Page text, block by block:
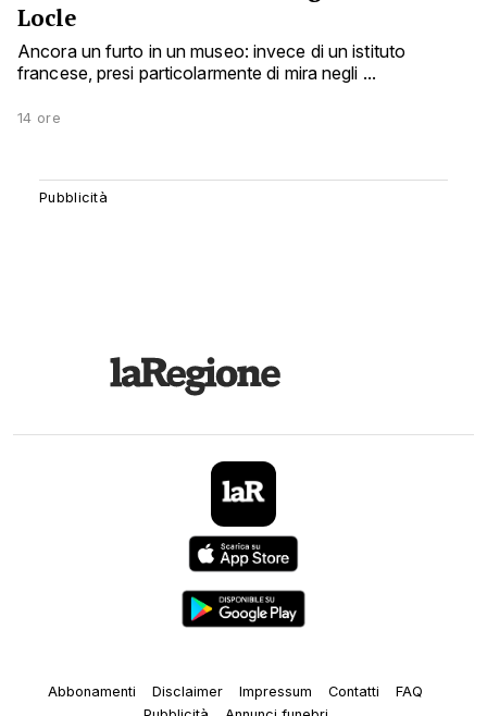
Locle
Ancora un furto in un museo: invece di un istituto
francese, presi particolarmente di mira negli ...
14 ore
Abbonamenti Disclaimer Impressum Contatti
FAQ